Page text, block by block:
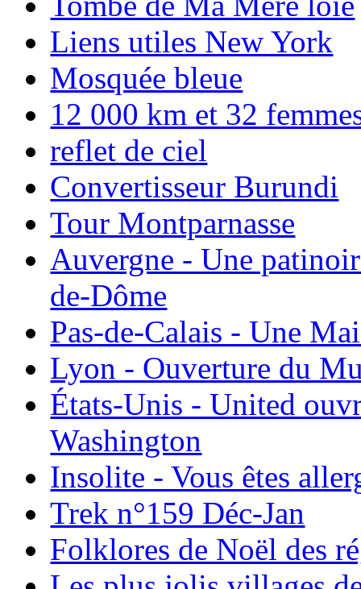
Liens utiles New York
Mosquée bleue
12 000 km et 32
reflet de ciel
Convertisseur Burundi
Tour Montparnasse
Auvergne - Une
de-Dôme
Pas-de-Calais - Une
Lyon - Ouverture du
États-Unis - United
Washington
Insolite - Vous êtes
Trek n°159 Déc-Jan
Folklores de Noël des